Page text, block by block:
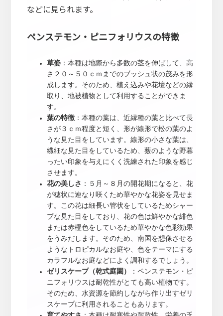
などに見られます。
ペンステモン・ピニフォリウスの特徴
草姿：本種は地際から多数の茎を伸ばして、高
さ２０～５０ｃｍまでのブッシュ状の茂みを形
成します。そのため、植え込みや花壇などの縁
取り、地被植物として利用することができま
す。
葉の特徴：本種の葉は、近縁種の葉と比べて長
さが３ｃｍ程度と短く、形が線形で松の葉のよ
うな見た目をしています。線形の小さな葉は、
繊細な見た目をしているため、薮のような野暮
ったい印象を与えにくく洗練された印象を感じ
させます。
花の美しさ ：５月～８月の開花期になると、花
が穂状に連なり咲くため華やかな花姿を見せま
す。この花は細長い管状をしているためシャー
プな見た目をしており、花の色は鮮やかな緋色
または赤橙色をしているため華やかな色彩効果
をうみだします。そのため、南国を想像させる
ようなトロピカルなお庭や、色をテーマにする
カラフルなお庭などによく調和するでしょう。
ゼリスケープ（乾式庭園）
：ペンステモン・ピ
ニフォリウスは耐乾性がとても高い植物です。
そのため、水資源を節約しながら作り出すゼリ
スケープに利用されることもあります。